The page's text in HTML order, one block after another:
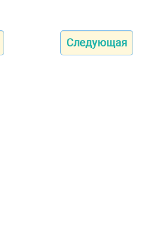
Следующая